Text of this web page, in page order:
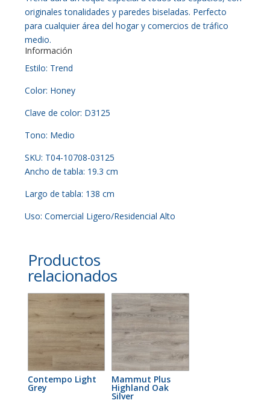
originales tonalidades y paredes biseladas. Perfecto
para cualquier área del hogar y comercios de tráfico
medio.
Información
Estilo: Trend
Color: Honey
Clave de color: D3125
Tono: Medio
SKU: T04-10708-03125
Ancho de tabla: 19.3 cm
Largo de tabla: 138 cm
Uso: Comercial Ligero/Residencial Alto
Productos
relacionados
Contempo Light
Grey
Mammut Plus
Highland Oak
Silver